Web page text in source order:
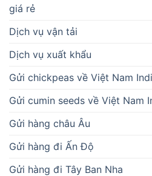
giá rẻ
Dịch vụ vận tải
Dịch vụ xuất khẩu
Gửi chickpeas về Việt Nam
Gửi cumin seeds về Việt Nam
Gửi hàng châu Âu
Gửi hàng đi Ấn Độ
Gửi hàng đi Tây Ban Nha